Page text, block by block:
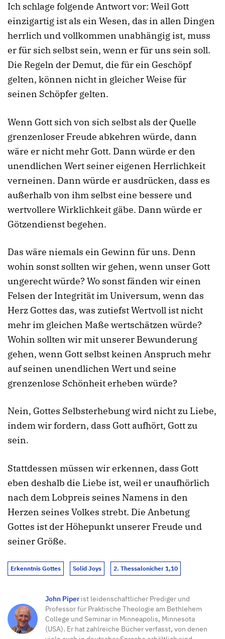
Ich schlage folgende Antwort vor: Weil Gott
einzigartig ist als ein Wesen, das in allen Dingen
herrlich und vollkommen unabhängig ist, muss
er für sich selbst sein, wenn er für uns sein soll.
Die Regeln der Demut, die für ein Geschöpf
gelten, können nicht in gleicher Weise für
seinen Schöpfer gelten.
Wenn Gott sich von sich selbst als der Quelle
grenzenloser Freude abkehren würde, dann
wäre er nicht mehr Gott. Dann würde er den
unendlichen Wert seiner eigenen Herrlichkeit
verneinen. Dann würde er ausdrücken, dass es
außerhalb von ihm selbst eine bessere und
wertvollere Wirklichkeit gäbe. Dann würde er
Götzendienst begehen.
Das wäre niemals ein Gewinn für uns. Denn
wohin sonst sollten wir gehen, wenn unser Gott
ungerecht würde? Wo sonst fänden wir einen
Felsen der Integrität im Universum, wenn das
Herz Gottes das, was zutiefst Wertvoll ist nicht
mehr im gleichen Maße wertschätzen würde?
Wohin sollten wir mit unserer Bewunderung
gehen, wenn Gott selbst keinen Anspruch mehr
auf seinen unendlichen Wert und seine
grenzenlose Schönheit erheben würde?
Nein, Gottes Selbsterhebung wird nicht zu Liebe,
indem wir fordern, dass Gott aufhört, Gott zu
sein.
Stattdessen müssen wir erkennen, dass Gott
eben deshalb die Liebe ist, weil er unaufhörlich
nach dem Lobpreis seines Namens in den
Herzen seines Volkes strebt. Die Anbetung
Gottes ist der Höhepunkt unserer Freude und
seiner Größe.
Erkenntnis Gottes Solid Joys 2. Thessalonicher 1,10
John Piperist leidenschaftlicher Prediger und
Professor für Praktische Theologie am Bethlehem
College und Seminar in Minneapolis, Minnesota
(USA). Er hat zahlreiche Bücher verfasst, von denen